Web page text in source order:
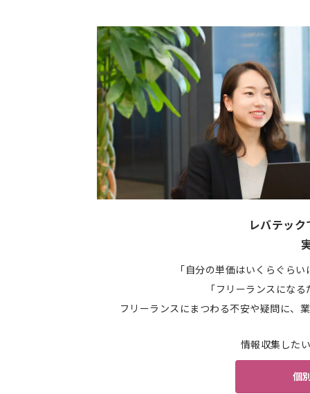
レバテッ
「自分の単価はいくらぐら
「フリーランスにな
フリーランスにまつわる不安や疑問に、
情報収集した
個